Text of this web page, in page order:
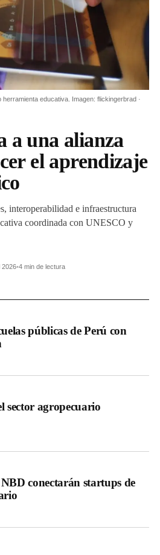
a una alianza
el aprendizaje
interoperabilidad e infraestructura
coordinada con UNESCO y
2026•4 min de lectura
educativa. Imagen: flickingerbrad ·
públicas de Perú con
sector agropecuario
conectarán startups de